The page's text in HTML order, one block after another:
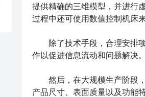
提供精确的三维模型，并进行
过程中还可使用数值控制机床
除了技术手段，合理安排项
作以促进信息流动和问题解决
然后，在大规模生产阶段，
产品尺寸、表面质量以及功能